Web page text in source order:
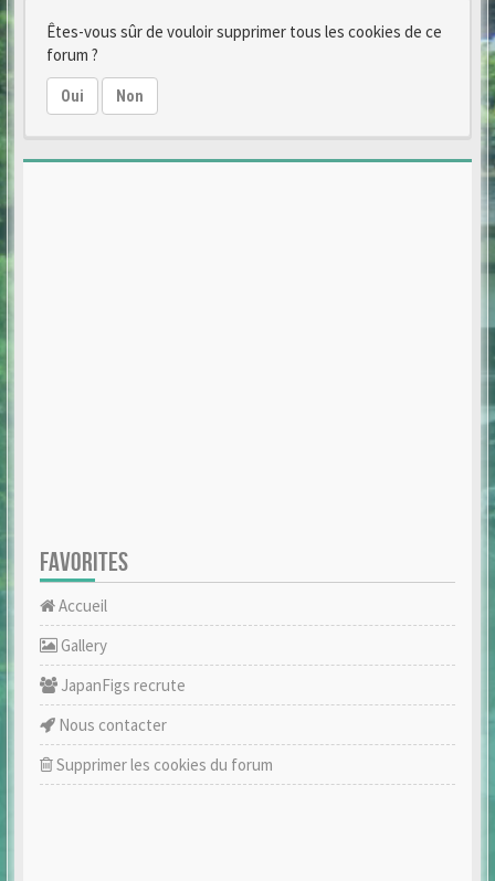
Êtes-vous sûr de vouloir supprimer tous les cookies de ce
forum ?
Oui Non
FAVORITES
Accueil
Gallery
JapanFigs recrute
Nous contacter
Supprimer les cookies du forum